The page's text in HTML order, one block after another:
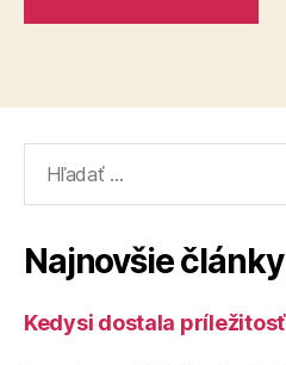
Najnovšie články
Kedysi dostala príležitosť